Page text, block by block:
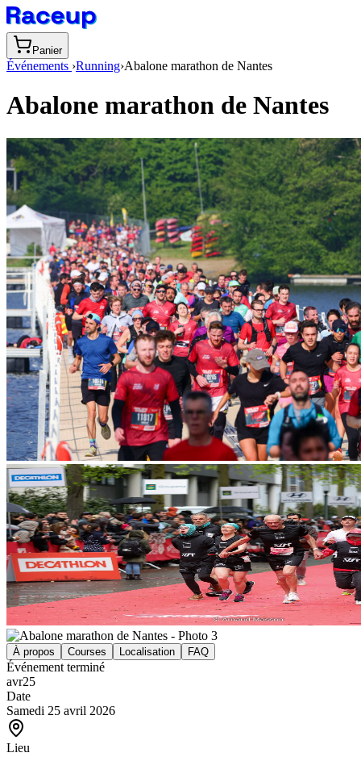
Panier
Événements ›Running›Abalone marathon de Nantes
Abalone marathon de Nantes
À propos Courses Localisation FAQ
Événement terminé
avr25
Date
Samedi 25 avril 2026
Lieu